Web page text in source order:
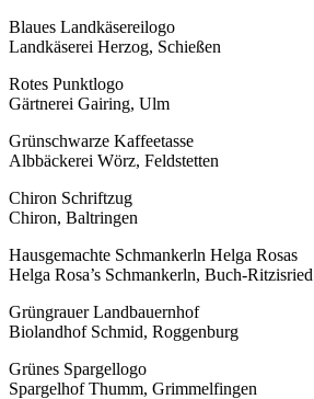
Blaues Landkäsereilogo
Landkäserei Herzog, Schießen
Rotes Punktlogo
Gärtnerei Gairing, Ulm
Grünschwarze Kaffeetasse
Albbäckerei Wörz, Feldstetten
Chiron Schriftzug
Chiron, Baltringen
Hausgemachte Schmankerln Helga Rosas
Helga Rosa’s Schmankerln, Buch-Ritzisried
Grüngrauer Landbauernhof
Biolandhof Schmid, Roggenburg
Grünes Spargellogo
Spargelhof Thumm, Grimmelfingen